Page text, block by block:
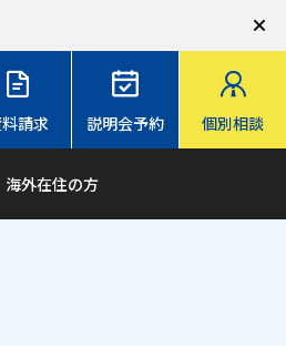
請求 説明会予約 個別相談
海外在住の方